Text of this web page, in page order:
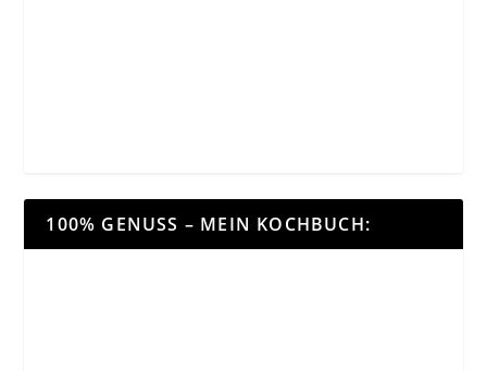
100% GENUSS – MEIN KOCHBUCH: